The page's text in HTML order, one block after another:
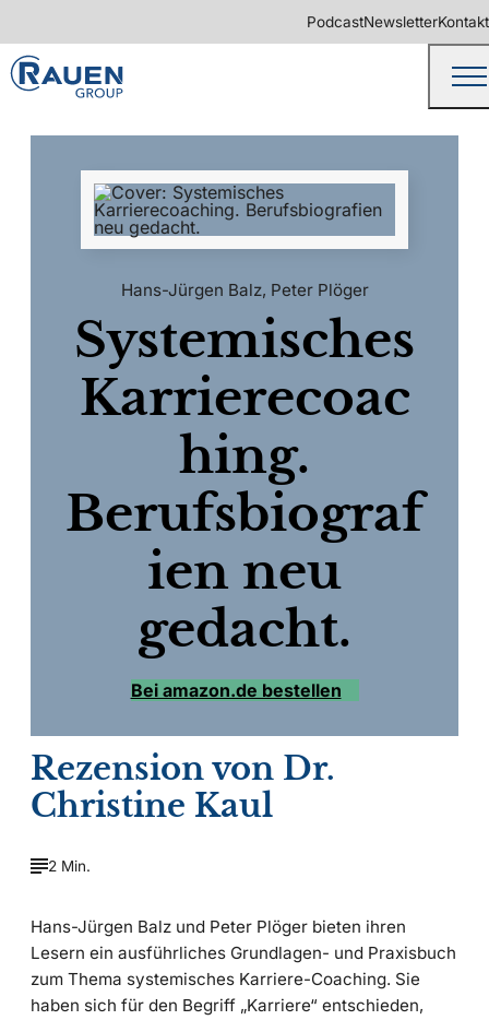
PodcastNewsletterKontakt
Hans-Jürgen Balz, Peter Plöger
Systemisches
Karrierecoac
hing.
Berufsbiograf
ien neu
gedacht.
Bei amazon.de bestellen
Rezension von Dr.
Christine Kaul
2 Min.
Hans-Jürgen Balz und Peter Plöger bieten ihren
Lesern ein ausführliches Grundlagen- und Praxisbuch
zum Thema systemisches Karriere-Coaching. Sie
haben sich für den Begriff „Karriere“ entschieden,